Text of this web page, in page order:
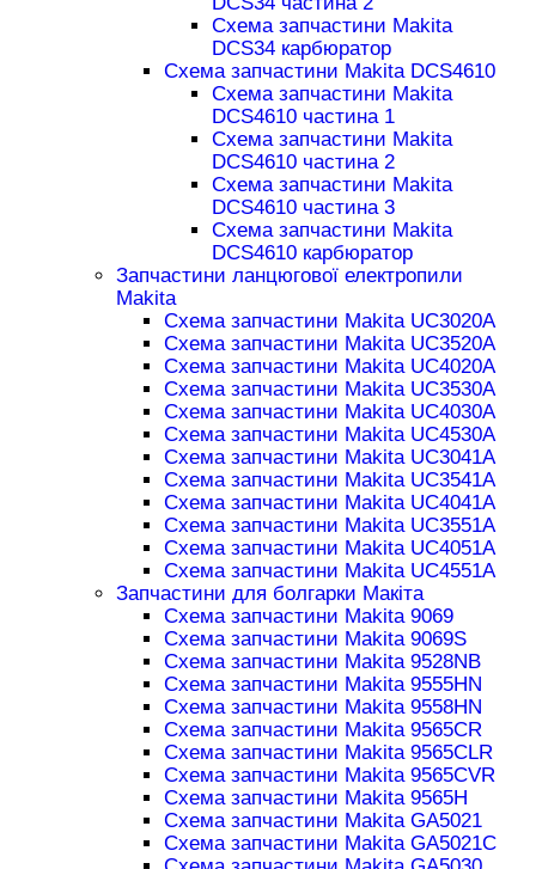
Схема запчастини Makita
DCS34 карбюратор
Схема запчастини Makita DCS4610
Схема запчастини Makita
DCS4610 частина 1
Схема запчастини Makita
DCS4610 частина 2
Схема запчастини Makita
DCS4610 частина 3
Схема запчастини Makita
DCS4610 карбюратор
Запчастини ланцюгової електропили
Makita
Схема запчастини Makita UC3020A
Схема запчастини Makita UC3520A
Схема запчастини Makita UC4020A
Схема запчастини Makita UC3530A
Схема запчастини Makita UC4030A
Схема запчастини Makita UC4530A
Схема запчастини Makita UC3041A
Схема запчастини Makita UC3541A
Схема запчастини Makita UC4041A
Схема запчастини Makita UC3551A
Схема запчастини Makita UC4051A
Схема запчастини Makita UC4551A
Запчастини для болгарки Макіта
Схема запчастини Makita 9069
Схема запчастини Makita 9069S
Схема запчастини Makita 9528NB
Схема запчастини Makita 9555HN
Схема запчастини Makita 9558HN
Схема запчастини Makita 9565CR
Схема запчастини Makita 9565CLR
Схема запчастини Makita 9565CVR
Схема запчастини Makita 9565H
Схема запчастини Makita GA5021
Схема запчастини Makita GA5021C